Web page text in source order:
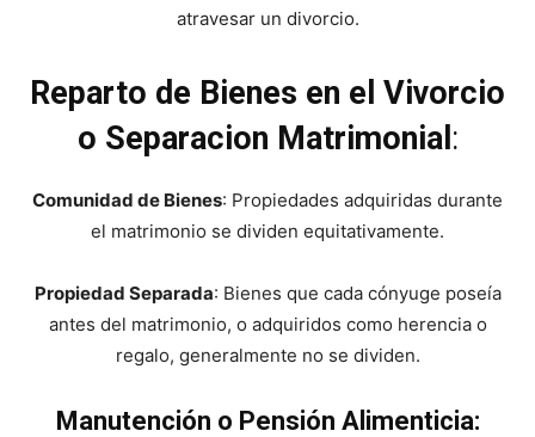
atravesar un divorcio.
Reparto de Bienes en el Vivorcio
o Separacion Matrimonial :
Comunidad de Bienes: Propiedades adquiridas durante
el matrimonio se dividen equitativamente.
Propiedad Separada: Bienes que cada cónyuge poseía
antes del matrimonio, o adquiridos como herencia o
regalo, generalmente no se dividen.
Manutención o Pensión Alimenticia: